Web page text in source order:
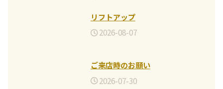
リフトアップ
2026-08-07
ご来店時のお願い
2026-07-30